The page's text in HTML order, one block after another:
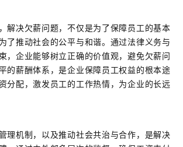
解决欠薪问题，不仅是为了保障员工的基本
了推动社会的公平与和谐。通过法律义务与
，企业能够树立正确的价值观，避免欠薪问
的薪酬体系，是企业保障员工权益的根本途
分配，激发员工的工作热情，为企业的长远
理机制，以及推动社会共治与合作，是解决